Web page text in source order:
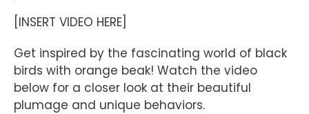
[INSERT VIDEO HERE]
Get inspired by the fascinating world of black
birds with orange beak! Watch the video
below for a closer look at their beautiful
plumage and unique behaviors.